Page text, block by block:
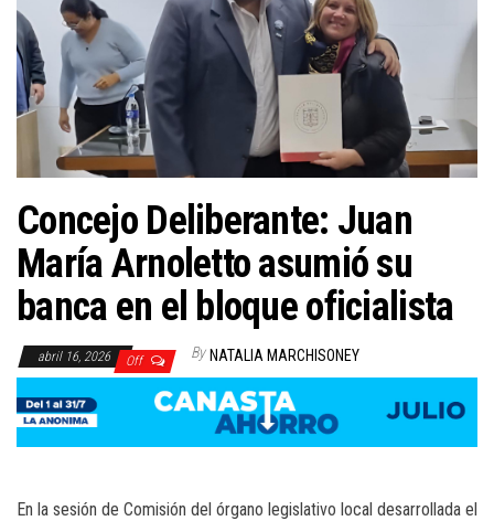
Concejo Deliberante: Juan
María Arnoletto asumió su
banca en el bloque oficialista
abril 16, 2026 Off By NATALIA MARCHISONEY
En la sesión de Comisión del órgano legislativo local desarrollada el